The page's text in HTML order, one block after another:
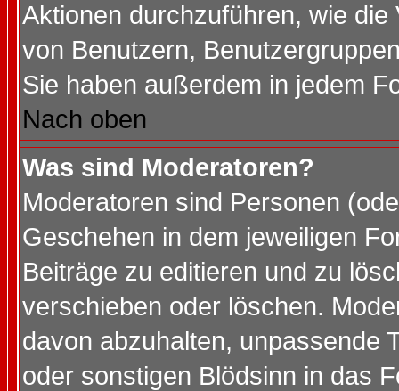
Aktionen durchzuführen, wie
von Benutzern,
Sie haben außerdem in jedem
Nach oben
Was sind Moderatoren?
Moderatoren sind Personen
Geschehen in dem jeweiligen
Beiträge zu editieren und zu
verschieben oder löschen.
davon abzuhalten, unpassende
oder sonstigen Blödsinn in das